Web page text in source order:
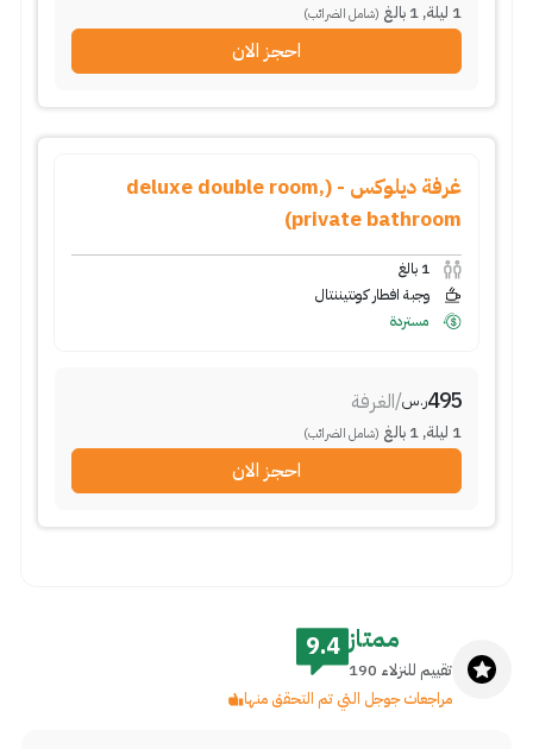
1 ليلة,
1 بالغ (شامل الضرائب)
احجز الان
غرفة ديلوكس - (deluxe double room,
private bathroom)
1 بالغ
وجبة افطار كونتيننتال
مستردة
495ر.س/الغرفة
1 ليلة,
1 بالغ (شامل الضرائب)
احجز الان
ممتاز
تقييم للنزلاء 190
9.4
مراجعات جوجل التي تم التحقق منها